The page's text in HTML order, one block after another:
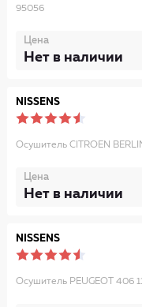
95056
Цена
Нет в наличии
NISSENS
Осушитель CITROEN
Цена
Нет в наличии
NISSENS
Осушитель PEUGEOT 406